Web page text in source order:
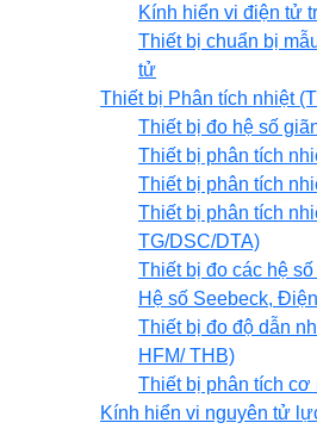
Kính hiển vi điện tử
Thiết bị chuẩn bị
tử
Thiết bị Phân tích nhiệt
Thiết bị đo hệ số
Thiết bị phân tích
Thiết bị phân tích
Thiết bị phân tích
TG/DSC/DTA)
Thiết bị đo các hệ
Hệ số Seebeck,
Thiết bị đo độ dẫn
HFM/ THB)
Thiết bị phân tích cơ
Kính hiển vi nguyên tử